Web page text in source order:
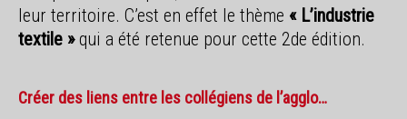
leur territoire. C’est en effet le thème « L’industrie
textile »qui a été retenue pour cette 2de édition.
Créer des liens entre les collégiens de l’agglo…